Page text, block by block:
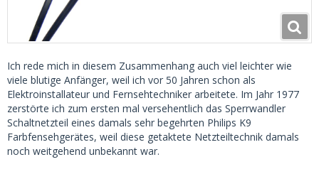
Ich rede mich in diesem Zusammenhang auch viel leichter wie
viele blutige Anfänger, weil ich vor 50 Jahren schon als
Elektroinstallateur und Fernsehtechniker arbeitete. Im Jahr 1977
zerstörte ich zum ersten mal versehentlich das Sperrwandler
Schaltnetzteil eines damals sehr begehrten Philips K9
Farbfensehgerätes, weil diese getaktete Netzteiltechnik damals
noch weitgehend unbekannt war.